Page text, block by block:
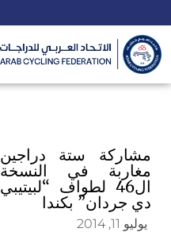
مشاركة ستة دراجين
مغاربة في النسخة
ال46 لطواف “لبيتيبي
دي جردان” بكندا
يوليو 11, 2014